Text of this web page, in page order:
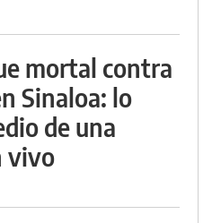
mortal contra
Sinaloa: lo
de una
vivo